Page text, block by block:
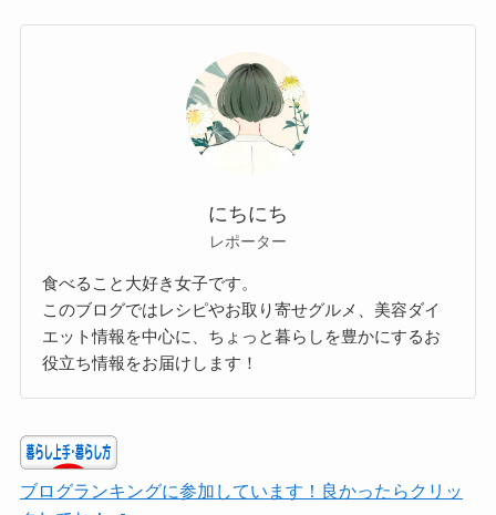
にちにち
レポーター
食べること大好き女子です。
このブログではレシピやお取り寄せグルメ、美容ダイ
エット情報を中心に、ちょっと暮らしを豊かにするお
役立ち情報をお届けします！
ブログランキングに参加しています！良かったらクリッ